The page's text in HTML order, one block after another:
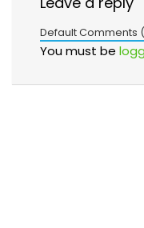
Default Comments
You must be